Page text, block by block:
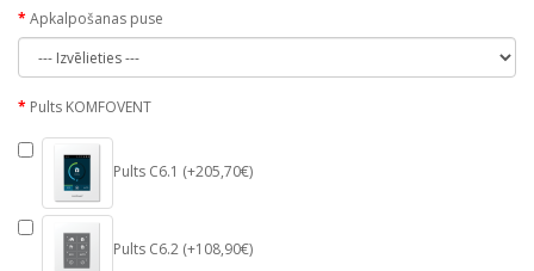
Apkalpošanas puse
Pults KOMFOVENT
Pults C6.1 (+205,70€)
Pults C6.2 (+108,90€)